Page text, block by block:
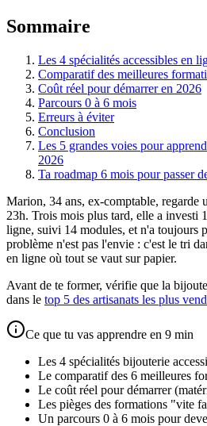
Sommaire
Les 4 spécialités accessibles en
Comparatif des meilleures
Coût réel pour démarrer en 2026
Parcours 0 à 6 mois
Erreurs à éviter
Conclusion
Les 5 grandes voies pour
2026
Ta roadmap 6 mois pour passer
Marion, 34 ans, ex-comptable, regarde
23h. Trois mois plus tard, elle a investi
ligne, suivi 14 modules, et n'a toujours
problème n'est pas l'envie : c'est le tri
en ligne où tout se vaut sur papier.
Avant de te former, vérifie que la
dans le top 5 des artisanats les plus
Ce que tu vas apprendre en 9 min
Les 4 spécialités bijouterie
Le comparatif des 6 meilleures
Le coût réel pour démarrer
Les pièges des formations "vite
Un parcours 0 à 6 mois pour